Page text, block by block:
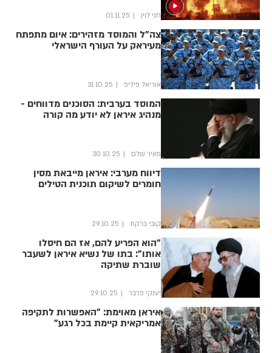
חני לוין 01.11.25
צה"ל והמוסד מזהירים: איום מתפתח
מעיראק על העורף הישראלי
אוריאל פיליפ 31.10.25
המוסד בערבית: הסוכנים מדווחים -
מנהיג איראן לא יודע מה קורה
מאיר שלם 30.10.25
דיווח מערבי: איראן מייבאת מסין
חומרים לשיקום תוכנית הטילים
קובי ברקת 29.10.25
"הוא הפריע להם, אז הם חיסלו
אותו": בתו של נשיא איראן לשעבר
שוברת שתיקה
יענקי פרבר 29.10.25
איראן מאוימת: "האפשרות לתקיפה
אמריקאית קיימת בכל רגע"